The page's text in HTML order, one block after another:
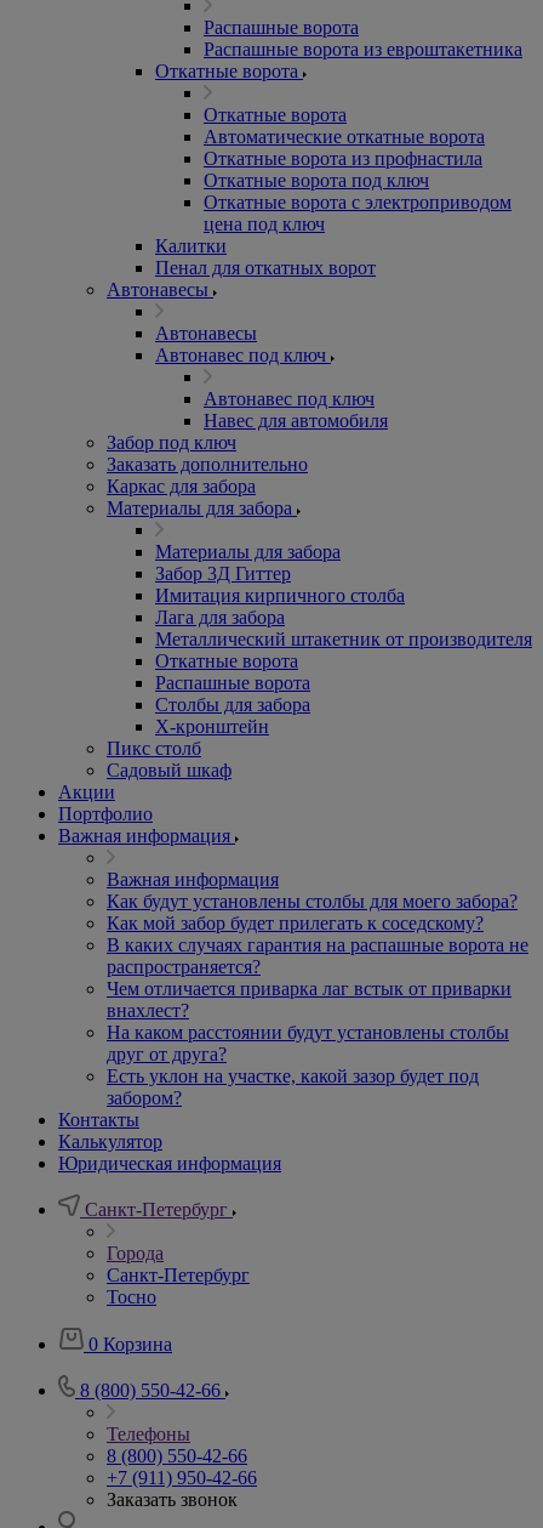
Распашные ворота
Распашные ворота из евроштакетника
Откатные ворота
Откатные ворота
Автоматические откатные ворота
Откатные ворота из профнастила
Откатные ворота под ключ
Откатные ворота с электроприводом
цена под ключ
Калитки
Пенал для откатных ворот
Автонавесы
Автонавесы
Автонавес под ключ
Автонавес под ключ
Навес для автомобиля
Забор под ключ
Заказать дополнительно
Каркас для забора
Материалы для забора
Материалы для забора
Забор 3Д Гиттер
Имитация кирпичного столба
Лага для забора
Металлический штакетник от производителя
Откатные ворота
Распашные ворота
Столбы для забора
Х-кронштейн
Пикс столб
Садовый шкаф
Акции
Портфолио
Важная информация
Важная информация
Как будут установлены столбы для моего забора?
Как мой забор будет прилегать к соседскому?
В каких случаях гарантия на распашные ворота не
распространяется?
Чем отличается приварка лаг встык от приварки
внахлест?
На каком расстоянии будут установлены столбы
друг от друга?
Есть уклон на участке, какой зазор будет под
забором?
Контакты
Калькулятор
Юридическая информация
Санкт-Петербург
Города
Санкт-Петербург
Тосно
0 Корзина
8 (800) 550-42-66
Телефоны
8 (800) 550-42-66
+7 (911) 950-42-66
Заказать звонок